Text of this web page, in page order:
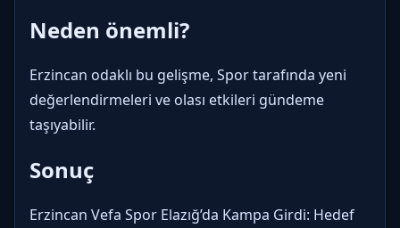
Neden önemli?
Erzincan odaklı bu gelişme, Spor tarafında yeni
değerlendirmeleri ve olası etkileri gündeme
taşıyabilir.
Sonuç
Erzincan Vefa Spor Elazığ’da Kampa Girdi: Hedef